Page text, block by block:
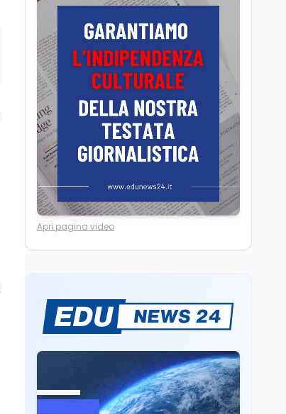
Fondo ordinario 2026
la firma della ministra
Tecnologia8 ago
Time: ads invisibili solo
per i chatbot AI
Mondo 8 ago
A Nonthaburi il killer
14enne era bullizzato: la
Lavoro8 ago
Riforma del calcio, si
Mario Occhiuto
L'8 agosto è la Giornata
europea in memoria
Istituita dal Parlamento
di Strasburgo in ricordo
dei minatori morti a
Marcinelle nel 1956
Università8 ago
Università statali, il
Fondo ordinario 2026
Apri pagina video